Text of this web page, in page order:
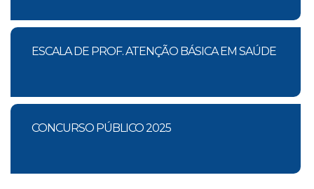
ESCALA DE PROF. ATENÇÃO BÁSICA EM SAÚDE
CONCURSO PÚBLICO 2025